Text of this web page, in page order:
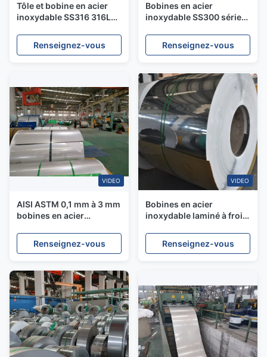
Tôle et bobine en acier
inoxydable SS316 316L
Renseignez-vous
Bobines en acier
inoxydable SS300 série
chaud, surface n°1, 3mm
à 20mm
Renseignez-vous
VIDEO
AISI ASTM 0,1 mm à 3 mm
bobines en acier
309Si2 pour la
construction
Renseignez-vous
VIDEO
Bobines en acier
inoxydable laminé à froid,
300, 400
Renseignez-vous